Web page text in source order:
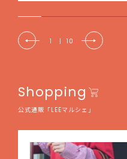
1 | 10
Shopping
公式通販「LEEマルシェ」